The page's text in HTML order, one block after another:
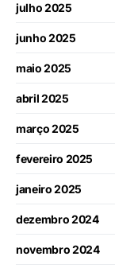
julho 2025
junho 2025
maio 2025
abril 2025
março 2025
fevereiro 2025
janeiro 2025
dezembro 2024
novembro 2024